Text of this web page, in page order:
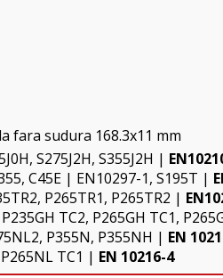
fara sudura 168.3x11 mm
S275J2H, S355J2H |
C45E | EN10297-1, S195T |
P265TR1, P265TR2 |
TC2, P265GH TC1,
P355N, P355NH | EN
TC1 | EN 10216-4